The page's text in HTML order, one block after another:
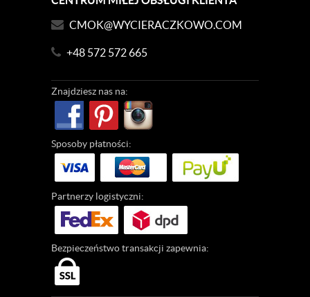
CMOK@WYCIERACZKOWO.COM
+48 572 572 665
Znajdziesz nas na:
Sposoby płatności:
Partnerzy logistyczni:
Bezpieczeństwotransakcji zapewnia: